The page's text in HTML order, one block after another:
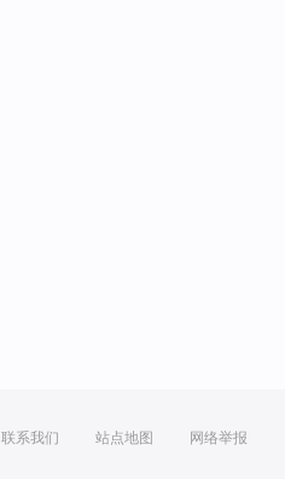
联系我们 站点地图 网络举报